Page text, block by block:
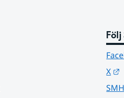
Följ
X